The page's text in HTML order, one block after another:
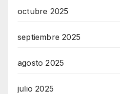
octubre 2025
septiembre 2025
agosto 2025
julio 2025